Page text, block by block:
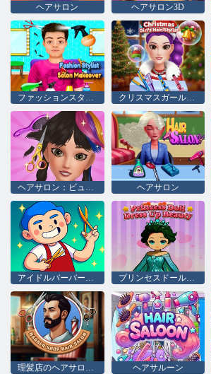
ヘアサロン ヘアサロン3D
クリスマスガールのヘアスタイリスト
ヘアサロン：ビューティーサロン ヘアサロン
プリンセスドールドレスアップ美しさ
理髪店のヘアサロンシム ヘアサルーン